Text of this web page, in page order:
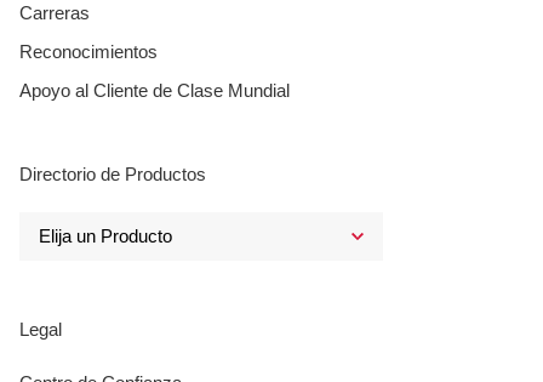
Carreras
Reconocimientos
Apoyo al Cliente de Clase Mundial
Directorio de Productos
Legal